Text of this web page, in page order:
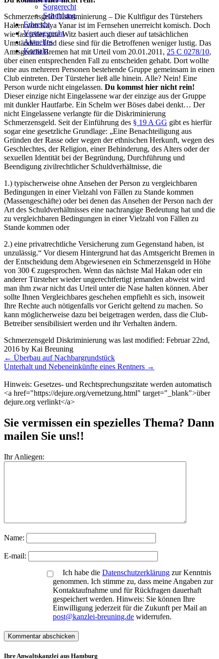
Sorgerecht
Scheidung
Erbrecht
Vertragsrecht
Aktuelles
Kontakt
Schmerzensgeld Diskriminierung – Die Kultfigur des Türstehers
Haken von Kaya Yanar ist im Fernsehen unerreicht komisch. Doch
wie fast jeder gute Witz basiert auch dieser auf tatsächlichen
Umständen. Und diese sind für die Betroffenen weniger lustig. Das
Amtsgericht Bremen hat mit Urteil vom 20.01.2011, 25 C 0278/10,
über einen entsprechenden Fall zu entscheiden gehabt. Dort wollte
eine aus mehreren Personen bestehende Gruppe gemeinsam in einen
Club eintreten. Der Türsteher ließ alle hinein. Alle? Nein! Eine
Person wurde nicht eingelassen. Du kommst hier nicht rein!
Dieser einzige nicht Eingelassene war der einzige aus der Gruppe
mit dunkler Hautfarbe. Ein Schelm wer Böses dabei denkt… Der
nicht Eingelassene verlangte für die Diskriminierung
Schmerzensgeld. Seit der Einführung des § 19 A GG gibt es hierfür
sogar eine gesetzliche Grundlage: „Eine Benachteiligung aus
Gründen der Rasse oder wegen der ethnischen Herkunft, wegen des
Geschlechtes, der Religion, einer Behinderung, des Alters oder der
sexuellen Identität bei der Begründung, Durchführung und
Beendigung zivilrechtlicher Schuldverhältnisse, die
1.) typischerweise ohne Ansehen der Person zu vergleichbaren
Bedingungen in einer Vielzahl von Fällen zu Stande kommen
(Massengeschäfte) oder bei denen das Ansehen der Person nach der
Art des Schuldverhältnisses eine nachrangige Bedeutung hat und die
zu vergleichbaren Bedingungen in einer Vielzahl von Fällen zu
Stande kommen oder
2.) eine privatrechtliche Versicherung zum Gegenstand haben, ist
unzulässig.“ Vor diesem Hintergrund hat das Amtsgericht Bremen in
der Entscheidung dem Abgewiesenen ein Schmerzensgeld in Höhe
von 300 € zugesprochen. Wenn das nächste Mal Hakan oder ein
anderer Türsteher wieder ungerechtfertigt jemanden abweist wird
man ihm zwar nicht das Urteil unter die Nase halten können. Aber
sollte Ihnen Vergleichbares geschehen empfiehlt es sich, insoweit
Ihre Rechte auch nötigenfalls vor Gericht geltend zu machen. So
kann möglicherweise dazu bei beigetragen werden, dass die Club-
Betreiber sensibilisiert werden und ihr Verhalten ändern.
Schmerzensgeld Diskriminierung was last modified: Februar 22nd,
2016 by Kai Breuning
Weitere
Meldungen
← Überbau auf Nachbargrundstück
Unterhalt und Nebeneinkünfte eines Rentners →
Hinweis: Gesetzes- und Rechtsprechungszitate werden automatisch
<a href="https://dejure.org/vernetzung.html" target="_blank">über
dejure.org verlinkt</a>
Sie vermissen ein spezielles Thema? Dann
mailen Sie uns!!
Ihr Anliegen:
Name:
E-mail:
Ich habe die Datenschutzerklärung zur Kenntnis
genommen. Ich stimme zu, dass meine Angaben zur
Kontaktaufnahme und für Rückfragen dauerhaft
gespeichert werden. Hinweis: Sie können Ihre
Einwilligung jederzeit für die Zukunft per Mail an
post@kanzlei-breuning.de widerrufen.
Ihre Anwaltskanzlei aus Hamburg